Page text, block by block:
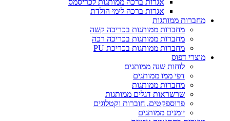
אגרות ברכה ממותגות לכריסמס
אגרות ברכה לימי הולדת
מחברות ממותגות
מחברות ממותגות בכריכה קשה
מחברות ממותגות בכריכה רכה
מחברות ממותגות בכריכת PU
מוצרי דפוס
לוחות שנה ממותגים
דפי ממו ממותגים
מחברות ממותגות
שרשראות דגלים ממותגות
פרוספקטים, חוברות וקטלוגים
יומנים ממותגים